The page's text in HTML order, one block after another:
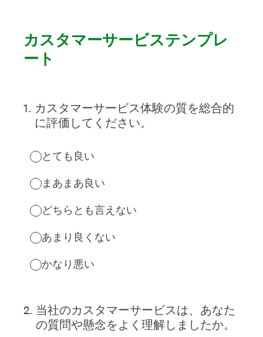
カスタマーサービステンプレ
ート
1. カスタマーサービス体験の質を総合的
に評価してください。
とても良い
まあまあ良い
どちらとも言えない
あまり良くない
かなり悪い
2. 当社のカスタマーサービスは、あなた
の質問や懸念をよく理解しましたか。